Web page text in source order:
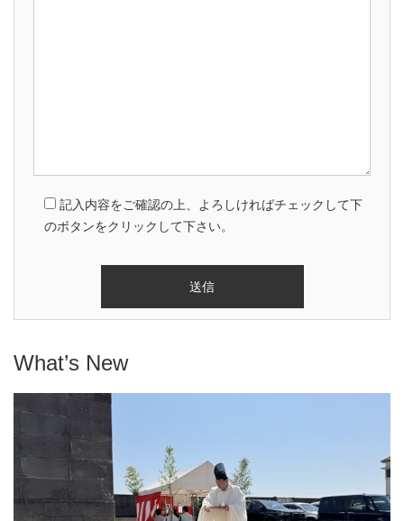
記入内容をご確認の上、よろしければチェックして下
のボタンをクリックして下さい。
What’s New